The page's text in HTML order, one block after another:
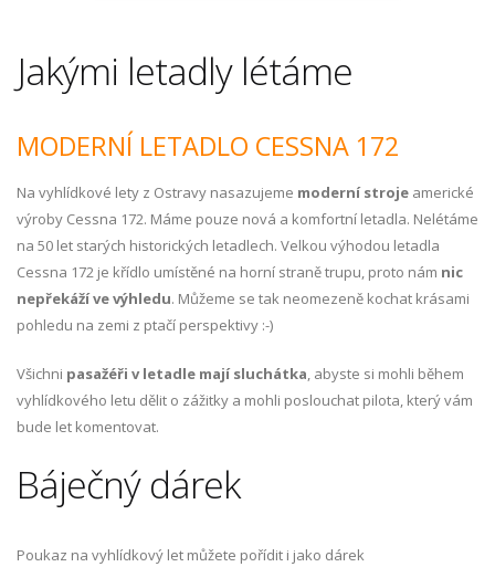
Jakými letadly létáme
MODERNÍ LETADLO CESSNA 172
Na vyhlídkové lety z Ostravy nasazujeme moderní stroje americké
výroby Cessna 172. Máme pouze nová a komfortní letadla. Nelétáme
na 50 let starých historických letadlech. Velkou výhodou letadla
Cessna 172 je křídlo umístěné na horní straně trupu, proto nám nic
nepřekáží ve výhledu. Můžeme se tak neomezeně kochat krásami
pohledu na zemi z ptačí perspektivy :-)
Všichni pasažéři v letadle mají sluchátka, abyste si mohli během
vyhlídkového letu dělit o zážitky a mohli poslouchat pilota, který vám
bude let komentovat.
Báječný dárek
Poukaz na vyhlídkový let můžete pořídit i jako dárek